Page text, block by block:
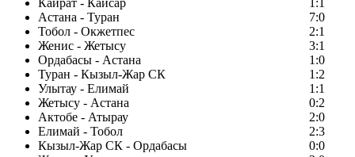
Кайрат - Кайсар
1:1
Астана - Туран
7:0
Тобол - Окжетпес
2:1
Женис - Жетысу
3:1
Ордабасы - Астана
1:0
Туран - Кызыл-Жар СК
1:2
Улытау - Елимай
1:1
Жетысу - Астана
0:2
Актобе - Атырау
2:0
Елимай - Тобол
2:3
Кызыл-Жар СК - Ордабасы
0:0